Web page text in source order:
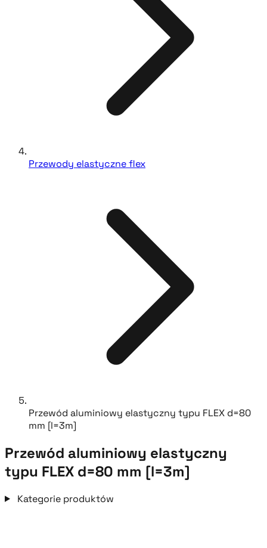
Przewody elastyczne flex
Przewód aluminiowy elastyczny typu FLEX d=80
mm [l=3m]
Przewód aluminiowy elastyczny
typu FLEX d=80 mm [l=3m]
Kategorie produktów